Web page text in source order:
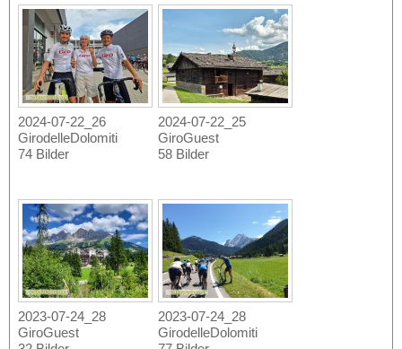
2024-07-22_26
GirodelleDolomiti
74 Bilder
2024-07-22_25
GiroGuest
58 Bilder
2023-07-24_28
GiroGuest
2023-07-24_28
GirodelleDolomiti